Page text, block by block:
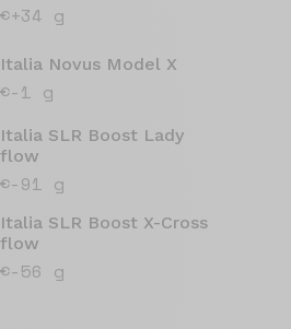
vos Options
+34 g
Novus Model X
-1 g
SLR Boost Lady
-91 g
SLR Boost X-Cross
-56 g